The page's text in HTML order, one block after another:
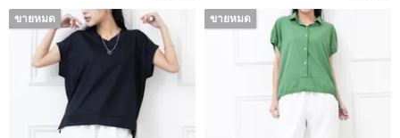
ขายหมด ขายหมด